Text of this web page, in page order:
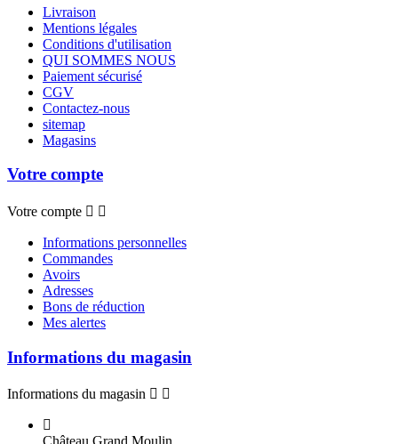
Livraison
Mentions légales
Conditions d'utilisation
QUI SOMMES NOUS
Paiement sécurisé
CGV
Contactez-nous
sitemap
Magasins
Votre compte
Votre compte  
Informations personnelles
Commandes
Avoirs
Adresses
Bons de réduction
Mes alertes
Informations du magasin
Informations du magasin  